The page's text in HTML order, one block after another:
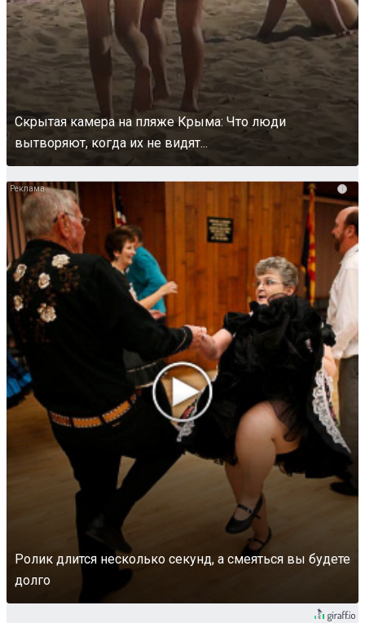
Скрытая камера на пляже Крыма: Что люди
вытворяют, когда их не видят...
i
Ролик длится несколько секунд, а смеяться вы будете
долго